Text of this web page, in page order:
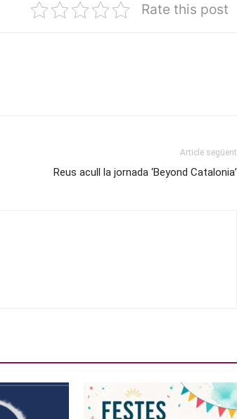
Rate this post
Article següent
Reus acull la jornada ‘Beyond Catalonia’